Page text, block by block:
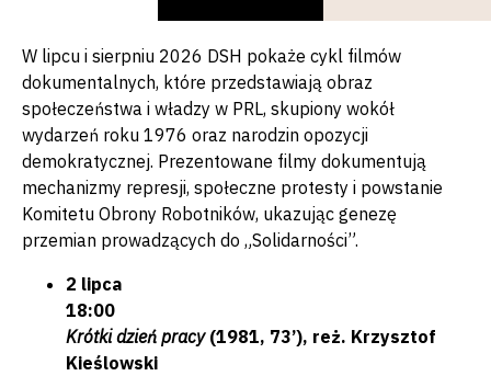
W lipcu i sierpniu 2026 DSH pokaże cykl filmów
dokumentalnych, które przedstawiają obraz
społeczeństwa i władzy w PRL, skupiony wokół
wydarzeń roku 1976 oraz narodzin opozycji
demokratycznej. Prezentowane filmy dokumentują
mechanizmy represji, społeczne protesty i powstanie
Komitetu Obrony Robotników, ukazując genezę
przemian prowadzących do „Solidarności”.
2 lipca
18:00
Krótki dzień pracy(1981, 73’), reż. Krzysztof
Kieślowski